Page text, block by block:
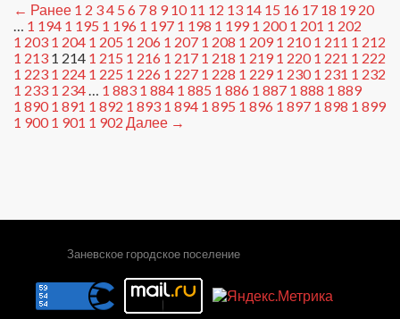
← Ранее 1 2 34 5 6 78 9 10 11 12 13 14 15 16 17 18 19 20
… 1 194 1 195 1 196 1 197 1 198 1 199 1 200 1 201 1 202
1 203 1 204 1 205 1 206 1 207 1 208 1 209 1 210 1 211 1 212
1 213 1 214 1 215 1 216 1 217 1 218 1 219 1 220 1 221 1 222
1 223 1 224 1 225 1 226 1 227 1 228 1 229 1 230 1 231 1 232
1 233 1 234… 1 883 1 884 1 885 1 886 1 887 1 888 1 889
1 890 1 891 1 892 1 893 1 894 1 895 1 896 1 897 1 898 1 899
1 900 1 901 1 902 Далее →
Заневское городское поселение